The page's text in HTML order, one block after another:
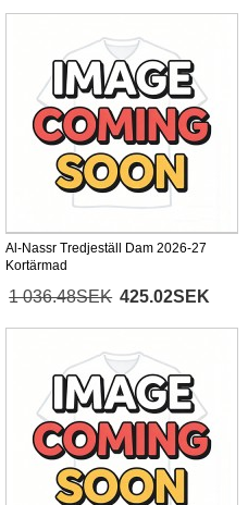
Al-Nassr Tredjeställ Dam 2026-27
Kortärmad
1 036.48SEK 425.02SEK